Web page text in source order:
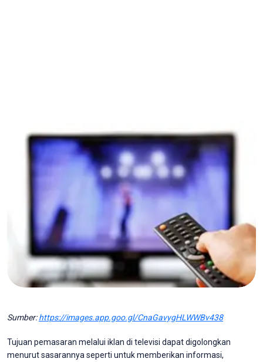
Sumber:https://images.app.goo.gl/CnaGavygHLWWBv438
Tujuan pemasaran melalui iklan di televisi dapat digolongkan
menurut sasarannya seperti untuk memberikan informasi,